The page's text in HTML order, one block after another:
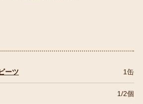
ーツ 1缶
1/2個